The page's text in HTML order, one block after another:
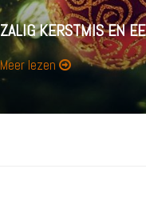
ZALIG KERSTMIS EN
Meer lezen